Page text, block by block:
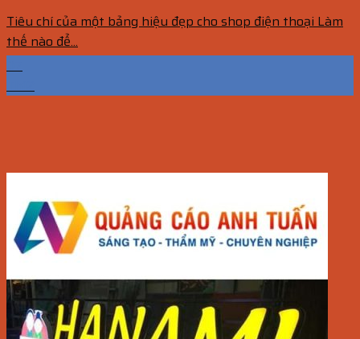
Tiêu chí của một bảng hiệu đẹp cho shop điện thoại Làm
thế nào để...